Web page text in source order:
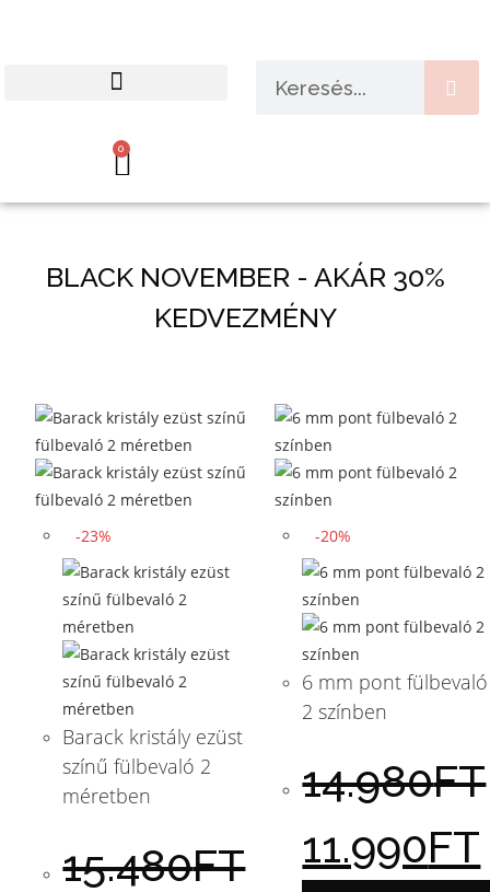
0
BLACK NOVEMBER - AKÁR 30%
KEDVEZMÉNY
-23%
Barack kristály ezüst
színű fülbevaló 2
méretben
15.480FT
-20%
6 mm pont fülbevaló
2 színben
14.980FT
11.990FT